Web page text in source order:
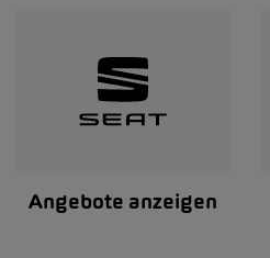
Angebote anzeigen